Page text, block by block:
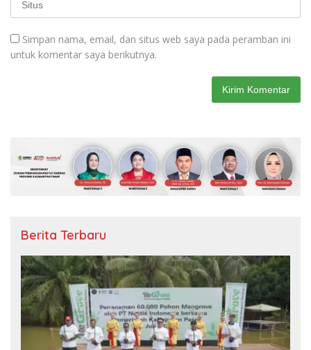
Simpan nama, email, dan situs web saya pada peramban ini
untuk komentar saya berikutnya.
Berita Terbaru